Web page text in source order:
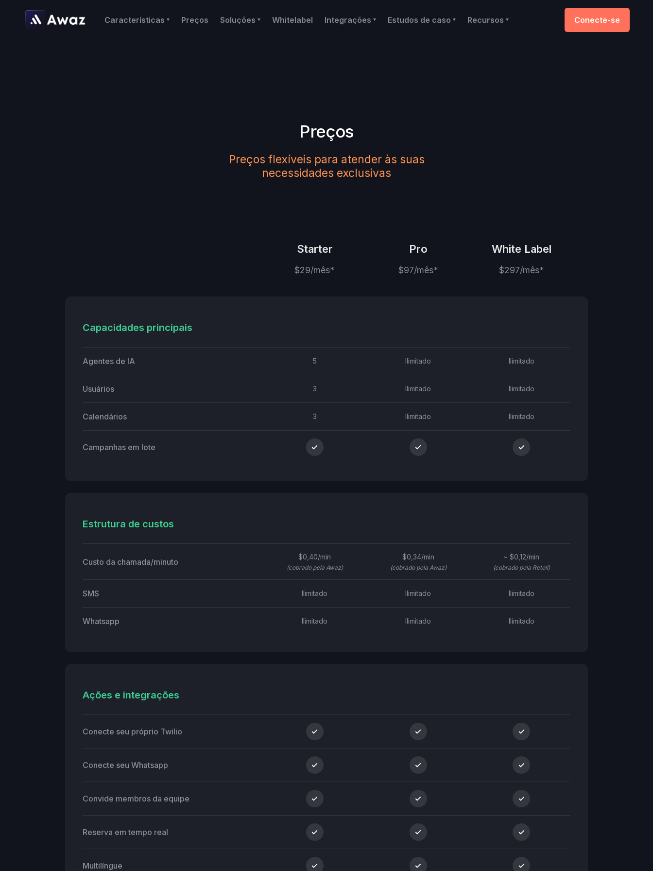
Características Preços Soluções Whitelabel Integrações Estudos de caso Recursos Conecte-se
Preços
Preços flexíveis para atender às suas
necessidades exclusivas
Starter
$29/mês*
Pro
$97/mês*
White Label
$297/mês*
Capacidades principais
Agentes de IA 5 Ilimitado Ilimitado
Usuários 3 Ilimitado Ilimitado
Calendários 3 Ilimitado Ilimitado
Campanhas em lote
Estrutura de custos
Custo da chamada/minuto $0,40/min $0,34/min ~ $0,12/min
(cobrado pela Awaz) (cobrado pela Awaz) (cobrado pela Retell)
SMS Ilimitado Ilimitado Ilimitado
Whatsapp Ilimitado Ilimitado Ilimitado
Ações e integrações
Conecte seu próprio Twilio
Conecte seu Whatsapp
Convide membros da equipe
Reserva em tempo real
Multilíngue